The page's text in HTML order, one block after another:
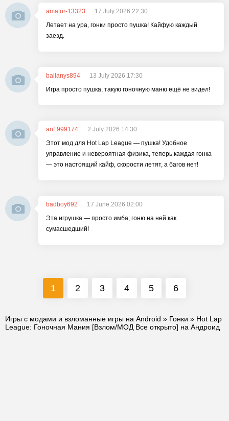
amator-13323
17 July 2026 22:30
Летает на ура, гонки просто пушка! Кайфую каждый
заезд.
bailanys894
13 July 2026 17:30
Игра просто пушка, такую гоночную маню ещё не видел!
an1999174
2 July 2026 14:30
Этот мод для Hot Lap League — пушка! Удобное
управление и невероятная физика, теперь каждая гонка
— это настоящий кайф, скорости летят, а багов нет!
badboy692
17 June 2026 02:00
Эта игрушка — просто имба, гоню на ней как
сумасшедший!
1 2 3 4 5 6
Игры с модами и взломанные игры на Android » Гонки » Hot Lap
League: Гоночная Mания [Взлом/МОД Все открыто] на Андроид